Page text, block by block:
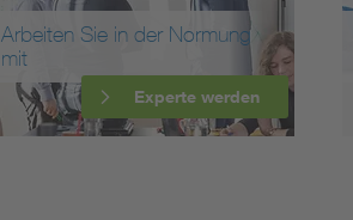
Arbeiten Sie in der Normung
mit
Experte werden